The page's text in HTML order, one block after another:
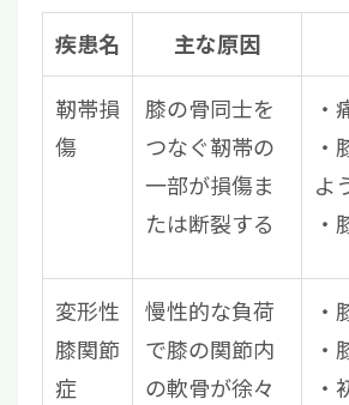
疾患名 主な原因
靭帯損
傷
膝の骨同士を
つなぐ靭帯の
一部が損傷ま
たは断裂する
よ
変形性
膝関節
症
慢性的な負荷
で膝の関節内
の軟骨が徐々